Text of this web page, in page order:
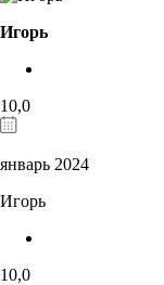
Игорь
10,0
январь 2024
Игорь
10,0